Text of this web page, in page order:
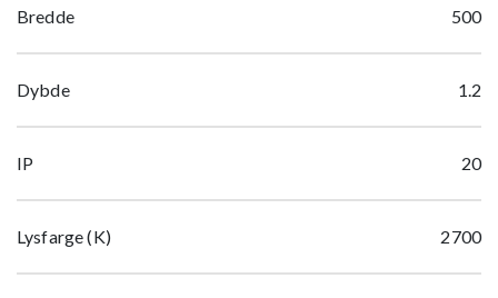
Bredde 500
Dybde 1.2
IP 20
Lysfarge (K) 2700